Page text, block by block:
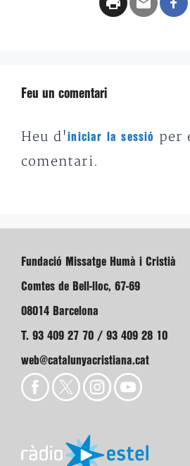
Feu un comentari
Heu d'iniciar la sessió
per
comentari.
Fundació Missatge Humà i Cristià
Comtes de Bell-lloc, 67-69
08014 Barcelona
T. 93 409 27 70 / 93 409 28 10
web@catalunyacristiana.cat